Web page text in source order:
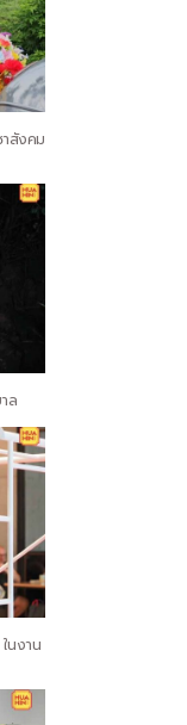
สังคม
ล
นงาน